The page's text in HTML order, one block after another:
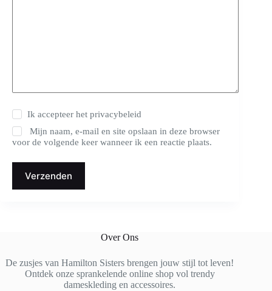
Ik accepteer hetprivacybeleid
Mijn naam, e-mail en site opslaan in deze browser
voor de volgende keer wanneer ik een reactie plaats.
Verzenden
Over Ons
De zusjes van Hamilton Sisters brengen jouw stijl tot leven!
Ontdek onze sprankelende online shop vol trendy
dameskleding en accessoires.